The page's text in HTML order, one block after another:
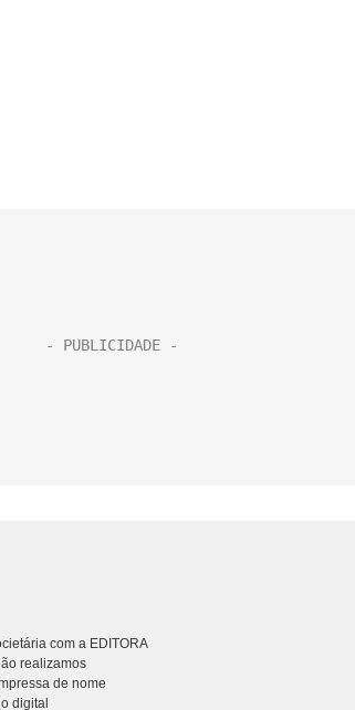
com a EDITORA
realizamos
de nome
digital